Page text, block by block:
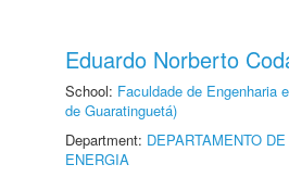
Eduardo Norberto
School: Faculdade de Engenharia
de Guaratinguetá)
Department: DEPARTAMENTO
ENERGIA